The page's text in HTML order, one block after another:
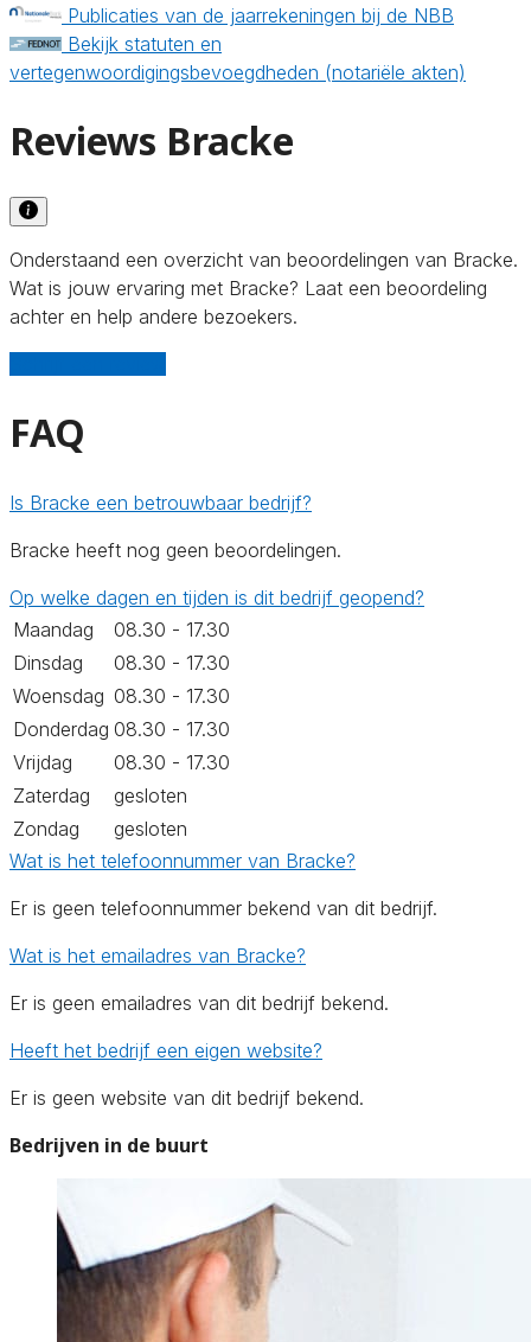
Publicaties van de jaarrekeningen bij de NBB
Bekijk statuten en
vertegenwoordigingsbevoegdheden (notariële akten)
Reviews Bracke
Onderstaand een overzicht van beoordelingen van Bracke.
Wat is jouw ervaring met Bracke? Laat een beoordeling
achter en help andere bezoekers.
FAQ
Is Bracke een betrouwbaar bedrijf?
Bracke heeft nog geen beoordelingen.
Op welke dagen en tijden is dit bedrijf geopend?
Maandag
08.30 - 17.30
Dinsdag
08.30 - 17.30
Woensdag 08.30 - 17.30
Donderdag 08.30 - 17.30
Vrijdag
08.30 - 17.30
Zaterdag
gesloten
Zondag
gesloten
Wat is het telefoonnummer van Bracke?
Er is geen telefoonnummer bekend van dit bedrijf.
Wat is het emailadres van Bracke?
Er is geen emailadres van dit bedrijf bekend.
Heeft het bedrijf een eigen website?
Er is geen website van dit bedrijf bekend.
Bedrijven in de buurt